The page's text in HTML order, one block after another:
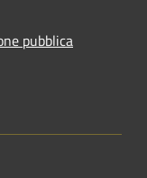
pubblica